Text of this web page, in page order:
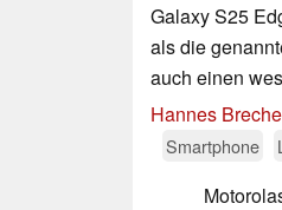
Galaxy S25
als die
auch einen
Hannes
Smartphone